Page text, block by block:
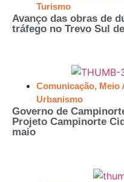
Turismo
Avanço das obras de
tráfego no Trevo Sul
Comunicação, Meio
Urbanismo
Governo de
Projeto Campinorte
maio